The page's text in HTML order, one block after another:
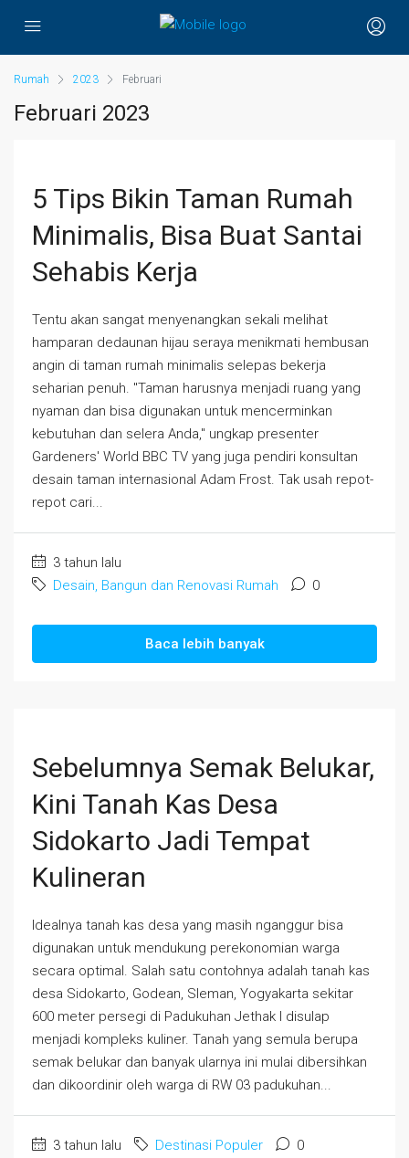
Rumah 2023 Februari
Februari 2023
5 Tips Bikin Taman Rumah
Minimalis, Bisa Buat Santai
Sehabis Kerja
Tentu akan sangat menyenangkan sekali melihat
hamparan dedaunan hijau seraya menikmati hembusan
angin di taman rumah minimalis selepas bekerja
seharian penuh. "Taman harusnya menjadi ruang yang
nyaman dan bisa digunakan untuk mencerminkan
kebutuhan dan selera Anda," ungkap presenter
Gardeners' World BBC TV yang juga pendiri konsultan
desain taman internasional Adam Frost. Tak usah repot-
repot cari...
3 tahun lalu
Desain, Bangun dan Renovasi Rumah
0
Baca lebih banyak
Sebelumnya Semak Belukar,
Kini Tanah Kas Desa
Sidokarto Jadi Tempat
Kulineran
Idealnya tanah kas desa yang masih nganggur bisa
digunakan untuk mendukung perekonomian warga
secara optimal. Salah satu contohnya adalah tanah kas
desa Sidokarto, Godean, Sleman, Yogyakarta sekitar
600 meter persegi di Padukuhan Jethak I disulap
menjadi kompleks kuliner. Tanah yang semula berupa
semak belukar dan banyak ularnya ini mulai dibersihkan
dan dikoordinir oleh warga di RW 03 padukuhan...
3 tahun lalu Destinasi Populer 0